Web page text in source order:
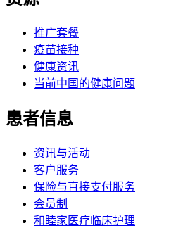
推广套餐
疫苗接种
健康资讯
当前中国的健康问题
患者信息
资讯与活动
客户服务
保险与直接支付服务
会员制
和睦家医疗临床护理